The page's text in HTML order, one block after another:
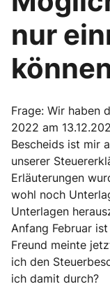
nur
Frage: Wir haben
2022 am
Bescheids ist mir
unserer
Erläuterungen
wohl noch
Unterlagen
Anfang Februar
Freund meinte
ich den
ich damit durch?